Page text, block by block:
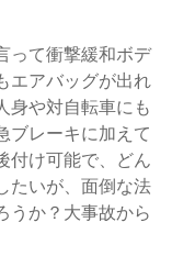
って衝撃緩和ボデ
エアバッグが出れ
身や対自転車にも
ブレーキに加えて
付け可能で、どん
たいが、面倒な法
うか？大事故から